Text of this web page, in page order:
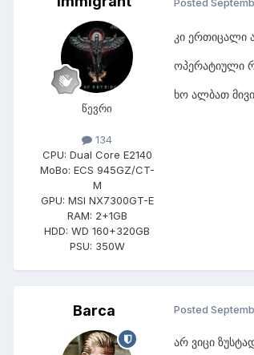
წევრი
134
CPU: Dual Core E2140
MoBo: ECS 945GZ/CT-
M
GPU: MSI NX7300GT-E
RAM: 2+1GB
HDD: WD 160+320GB
PSU: 350W
კი ერთიცალი
ოპერატიული
ხო ალბათ
Barca Posted
არ ვიცი